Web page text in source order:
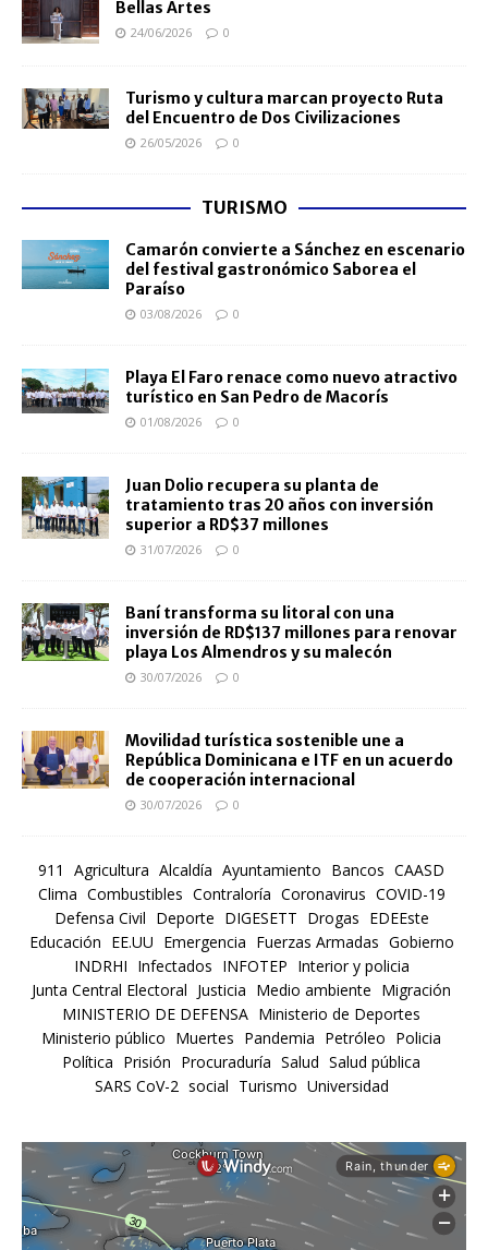
Bellas Artes
24/06/2026 0
Turismo y cultura marcan proyecto Ruta
del Encuentro de Dos Civilizaciones
26/05/2026 0
TURISMO
Camarón convierte a Sánchez en escenario
del festival gastronómico Saborea el
Paraíso
03/08/2026 0
Playa El Faro renace como nuevo atractivo
turístico en San Pedro de Macorís
01/08/2026 0
Juan Dolio recupera su planta de
tratamiento tras 20 años con inversión
superior a RD$37 millones
31/07/2026 0
Baní transforma su litoral con una
inversión de RD$137 millones para renovar
playa Los Almendros y su malecón
30/07/2026 0
Movilidad turística sostenible une a
República Dominicana e ITF en un acuerdo
de cooperación internacional
30/07/2026 0
911 Agricultura Alcaldía Ayuntamiento Bancos CAASD
Clima Combustibles Contraloría Coronavirus COVID-19
Defensa Civil Deporte DIGESETT Drogas EDEEste
Educación EE.UU Emergencia Fuerzas Armadas Gobierno
INDRHI Infectados INFOTEP Interior y policia
Junta Central Electoral Justicia Medio ambiente Migración
MINISTERIO DE DEFENSA Ministerio de Deportes
Ministerio público Muertes Pandemia Petróleo Policia
Política Prisión Procuraduría Salud Salud pública
SARS CoV-2 social Turismo Universidad